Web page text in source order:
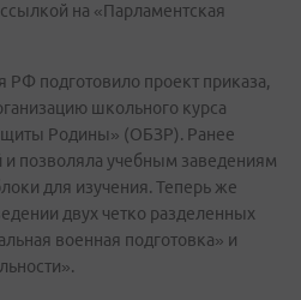
на «Парламентская
подготовило проект приказа,
школьного курса
Родины» (ОБЗР). Ранее
позволяла учебным заведениям
для изучения. Теперь же
двух четко разделенных
военная подготовка» и